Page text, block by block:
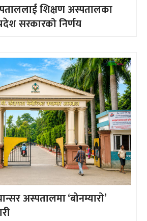
शिक्षण अस्पतालका
सरकारको निर्णय
अस्पतालमा ‘बोनम्यारो’